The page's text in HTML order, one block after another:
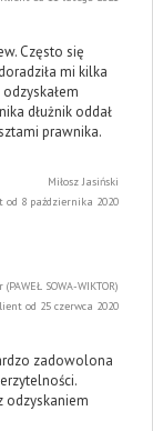
Często się
mi kilka
dłużnik oddał
prawnika.
Miłosz Jasiński
od 8 października 2020
SOWA-WIKTOR)
od 25 czerwca 2020
zadowolona
odzyskaniem